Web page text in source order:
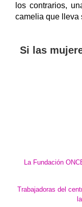
los contrarios,
camelia que lleva
Si las
La Fundación
Trabajadoras del